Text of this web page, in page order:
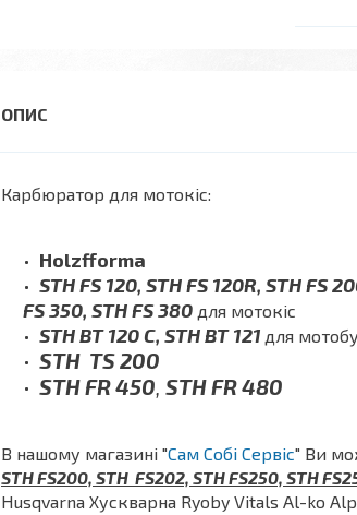
Карбюратор для мотокіс:
Holzfforma
STH FS 120, STH FS 120R, STH FS
FS 350, STH FS 380 для мотокіс
STH BT 120 C, STH BT 121 для
STH TS 200
STH FR 450, STH FR 480
В нашому магазині "Сам Собі Сервіс" Ви
STH FS200, STH FS202, STH FS250, STH
Husqvarna Хускварна Ryoby Vitals Al-ko